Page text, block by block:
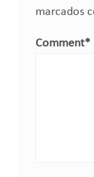
marcados
Comment*